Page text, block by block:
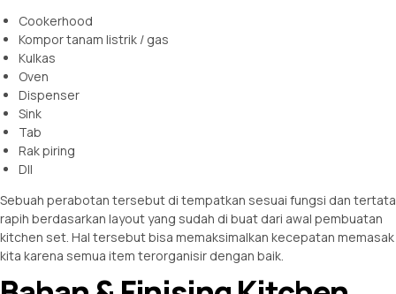
Cookerhood
Kompor tanam listrik / gas
Kulkas
Oven
Dispenser
Sink
Tab
Rak piring
Dll
Sebuah perabotan tersebut di tempatkan sesuai fungsi dan tertata
rapih berdasarkan layout yang sudah di buat dari awal pembuatan
kitchen set. Hal tersebut bisa memaksimalkan kecepatan memasak
kita karena semua item terorganisir dengan baik.